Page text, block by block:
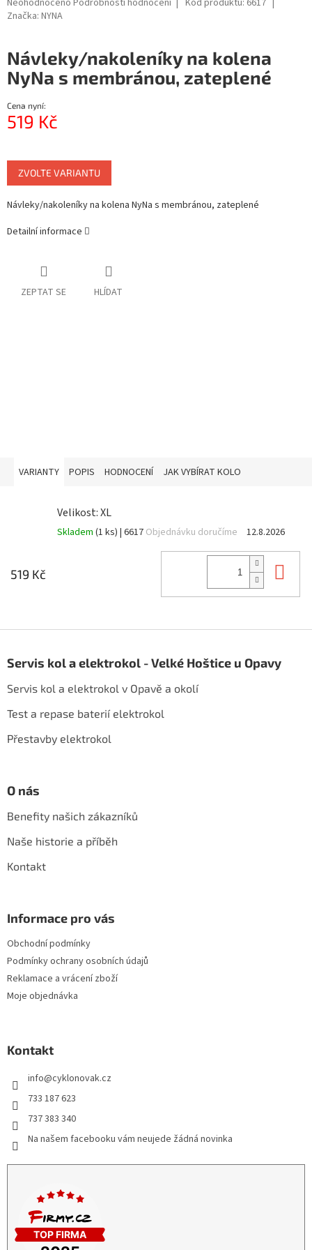
hodnocení
0,0
z
5
Neohodnoceno Podrobnosti hodnocení Kód produktu: 6617
Značka: NYNA
Návleky/nakoleníky na kolena
NyNa s membránou, zateplené
Cena nyní:
519 Kč
cena:
ZVOLTE VARIANTU
Návleky/nakoleníky na kolena NyNa s membránou, zateplené
Detailní informace
ZEPTAT SE HLÍDAT
VARIANTY POPIS HODNOCENÍ JAK VYBÍRAT KOLO
Velikost: XL
Skladem (1 ks) | 6617 Objednávku doručíme 12.8.2026
519 Kč
pServis kol a elektrokol - Velké Hoštice u Opavy
Servis kol a elektrokol v Opavě a okolí
Test a repase baterií elektrokol
Přestavby elektrokol
O nás
Benefity našich zákazníků
Naše historie a příběh
Kontakt
Informace pro vás
Obchodní podmínky
Podmínky ochrany osobních údajů
Reklamace a vrácení zboží
Moje objednávka
Kontakt
info@cyklonovak.cz
733 187 623
737 383 340
Na našem facebooku vám neujede žádná novinka